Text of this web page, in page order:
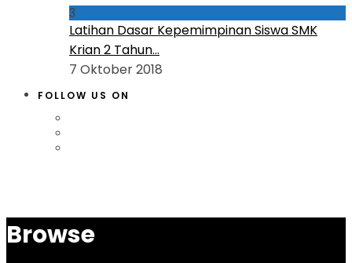
3
Latihan Dasar Kepemimpinan Siswa SMK
Krian 2 Tahun...
7 Oktober 2018
FOLLOW US ON
Browse